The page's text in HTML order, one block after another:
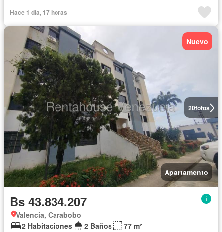
Hace 1 día, 17 horas
20fotos
Nuevo
Apartamento
Bs 43.834.207
Valencia, Carabobo
2 Habitaciones
2 Baños
77 m²